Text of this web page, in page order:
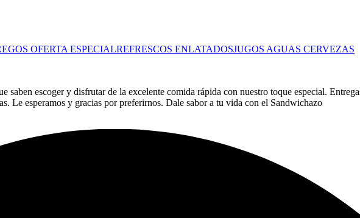
OFERTA ESPECIALREFRESCOS ENLATADOSJUGOS AGUAS CERVEZAS
saben escoger y disfrutar de la excelente comida rápida con nuestro toque especial.
Le esperamos y gracias por preferirnos. Dale sabor a tu vida con el Sandwichazo